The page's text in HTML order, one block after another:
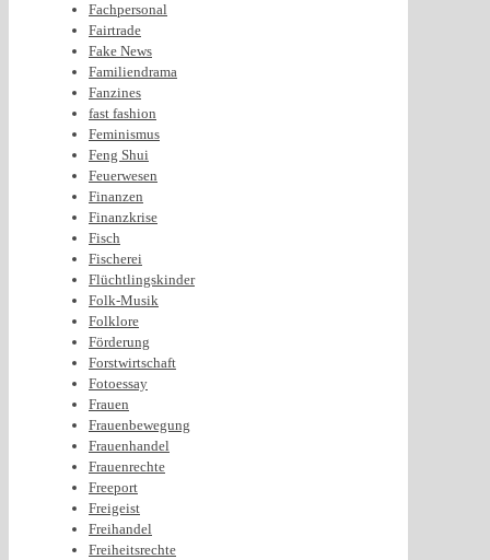
Fachpersonal
Fairtrade
Fake News
Familiendrama
Fanzines
fast fashion
Feminismus
Feng Shui
Feuerwesen
Finanzen
Finanzkrise
Fisch
Fischerei
Flüchtlingskinder
Folk-Musik
Folklore
Förderung
Forstwirtschaft
Fotoessay
Frauen
Frauenbewegung
Frauenhandel
Frauenrechte
Freeport
Freigeist
Freihandel
Freiheitsrechte